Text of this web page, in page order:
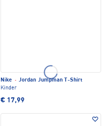
Nike · Jordan Jumpman T-Shirt
Kinder
€ 17,99